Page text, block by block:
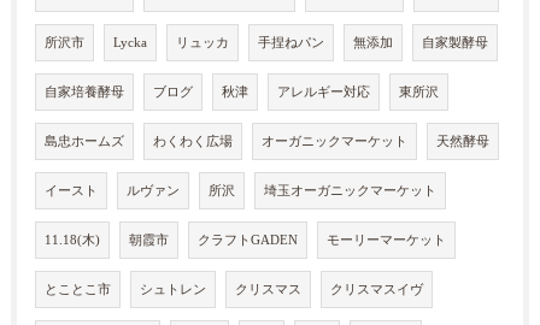
所沢市 Lycka リュッカ 手捏ねパン 無添加 自家製酵母
自家培養酵母 ブログ 秋津 アレルギー対応 東所沢
島忠ホームズ わくわく広場 オーガニックマーケット 天然酵母
イースト ルヴァン 所沢 埼玉オーガニックマーケット
11.18(木) 朝霞市 クラフトGADEN モーリーマーケット
とことこ市 シュトレン クリスマス クリスマスイヴ